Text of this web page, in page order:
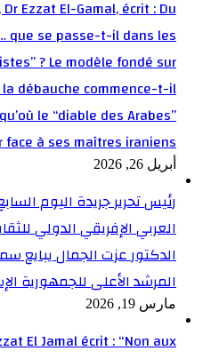
Ezzat El-Gamal, écrit : Du
que se passe-t-il dans les
? Le modèle fondé sur
débauche commence-t-il
le “diable des Arabes”
à ses maîtres iraniens ?
أبريل 26, 2026
رئيس تحرير جريدة اليوم
العربي الإفريقي الدولي
الدكتور عزت الجمال يبايع
المرشد الأعلى للجمهورية
مارس 19, 2026
El Jamal écrit : “Non aux